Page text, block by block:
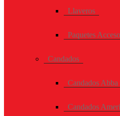
Llaveros
Paquetes
Candados
Candados Abba
Candados